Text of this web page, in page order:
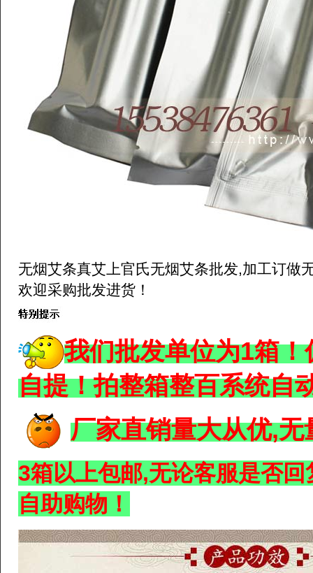
无烟艾条真艾上官氏无烟艾条批发,加工订做
欢迎采购批发进货！
我们批发单位为1箱
自提！拍整箱整百系统自
厂家直销量大从优,无
3箱以上包邮,无论客服是否
自助购物！